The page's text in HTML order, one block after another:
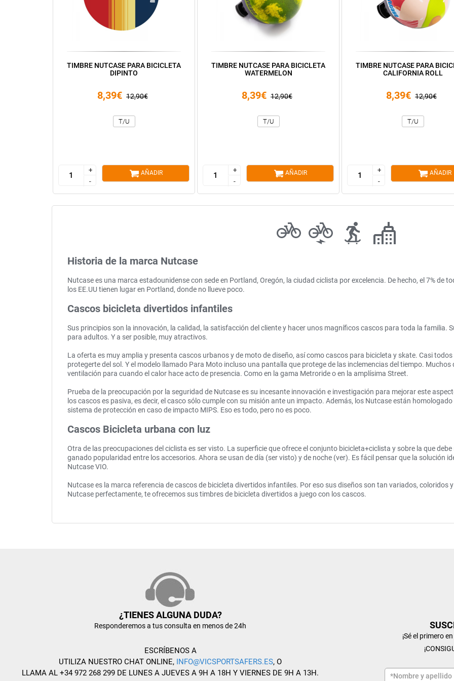
TIMBRE NUTCASE PARA BICICLETA
DIPINTO
8,39€ 12,90€
T/U
+
-
+
-
AÑADIR
TIMBRE NUTCASE PARA BICICLETA
WATERMELON
8,39€ 12,90€
T/U
+
-
+
-
AÑADIR
TIMBRE NUTCASE PARA
CALIFORNIA ROLL
8,39€ 12,90€
T/U
+
-
+
-
AÑADIR
Historia de la marca Nutcase
Nutcase es una marca estadounidense con sede en Portland, Oregón, la ciudad ciclista por excelencia. De hecho, el 7% de
los EE.UU tienen lugar en Portland, donde no llueve poco.
Cascos bicicleta divertidos infantiles
Sus principios son la innovación, la calidad, la satisfacción del cliente y hacer unos magníficos cascos para toda la familia.
para adultos. Y a ser posible, muy atractivos.
La oferta es muy amplia y presenta cascos urbanos y de moto de diseño, así como cascos para bicicleta y skate. Casi
protegerte del sol. Y el modelo llamado Para Moto incluso una pantalla que protege de las inclemencias del tiempo.
ventilación para cuando el calor hace acto de presencia. Como en la gama Metroride o en la amplísima Street.
Prueba de la preocupación por la seguridad de Nutcase es su incesante innovación e investigación para mejorar este
los cascos es pasiva, es decir, el casco sólo cumple con su misión ante un impacto. Además, los Nutcase están
sistema de protección en caso de impacto MIPS. Eso es todo, pero no es poco.
Cascos Bicicleta urbana con luz
Otra de las preocupaciones del ciclista es ser visto. La superficie que ofrece el conjunto bicicleta+ciclista y sobre la que
ganado popularidad entre los accesorios. Ahora se usan de día (ser visto) y de noche (ver). Es fácil pensar que la solución
Nutcase VIO.
Nutcase es la marca referencia de cascos de bicicleta divertidos infantiles. Por eso sus diseños son tan variados,
Nutcase perfectamente, te ofrecemos sus timbres de bicicleta divertidos a juego con los cascos.
¿TIENES ALGUNA DUDA?
Responderemos a tus consulta en menos de 24h
ESCRÍBENOS A
UTILIZA NUESTRO CHAT ONLINE, INFO@VICSPORTSAFERS.ES, O
LLAMA AL +34 972 268 299 DE LUNES A JUEVES A 9H A 18H Y VIERNES DE 9H A 13H.
¡Sé el primero